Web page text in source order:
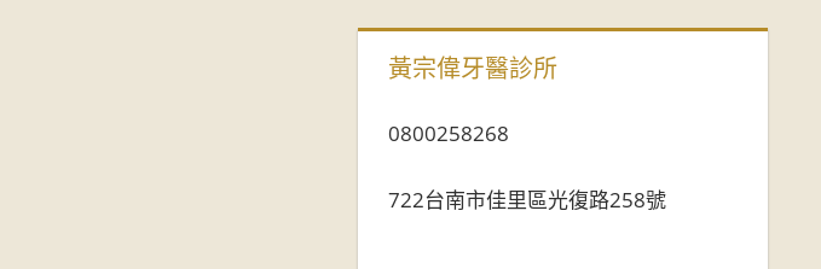
黃宗偉牙醫診所
0800258268
722台南市佳里區光復路258號